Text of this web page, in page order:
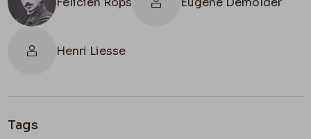
Henri Liesse
Tags